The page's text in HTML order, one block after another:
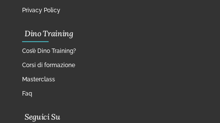
Privacy Policy
Dino Training
Cos’è Dino Training?
Corsi di formazione
Masterclass
Faq
Seguici Su